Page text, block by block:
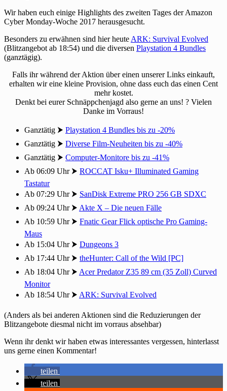
Wir haben euch einige Highlights des zweiten Tages der Amazon
Cyber Monday-Woche 2017 herausgesucht.
Besonders zu erwähnen sind hier heute ARK: Survival Evolved
(Blitzangebot ab 18:54) und die diversen Playstation 4 Bundles
(ganztägig).
Falls ihr während der Aktion über einen unserer Links einkauft,
erhalten wir eine kleine Provision, ohne dass euch das einen Cent
mehr kostet.
Denkt bei eurer Schnäppchenjagd also gerne an uns! ? Vielen
Danke im Vorraus!
Ganztätig ⮞ Playstation 4 Bundles bis zu -20%
Ganztätig ⮞ Diverse Film-Neuheiten bis zu -40%
Ganztätig ⮞ Computer-Monitore bis zu -41%
Ab 06:09 Uhr ⮞ ROCCAT Isku+ Illuminated Gaming
Tastatur
Ab 07:29 Uhr ⮞ SanDisk Extreme PRO 256 GB SDXC
Ab 09:24 Uhr ⮞ Akte X – Die neuen Fälle
Ab 10:59 Uhr ⮞ Fnatic Gear Flick optische Pro Gaming-
Maus
Ab 15:04 Uhr ⮞ Dungeons 3
Ab 17:44 Uhr ⮞ theHunter: Call of the Wild [PC]
Ab 18:04 Uhr ⮞ Acer Predator Z35 89 cm (35 Zoll) Curved
Monitor
Ab 18:54 Uhr ⮞ ARK: Survival Evolved
(Anders als bei anderen Aktionen sind die Reduzierungen der
Blitzangebote diesmal nicht im vorraus absehbar)
Wenn ihr denkt wir haben etwas interessantes vergessen, hinterlasst
uns gerne einen Kommentar!
teilen
teilen